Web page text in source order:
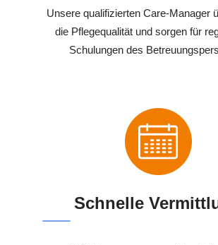
Unsere qualifizierten Care-Manager
die Pflegequalität und sorgen für
Schulungen des
Schnelle